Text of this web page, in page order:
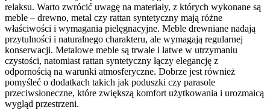
relaksu. Warto zwrócić uwagę na materiały, z których wykonane są
meble – drewno, metal czy rattan syntetyczny mają różne
właściwości i wymagania pielęgnacyjne. Meble drewniane nadają
przytulności i naturalnego charakteru, ale wymagają regularnej
konserwacji. Metalowe meble są trwałe i łatwe w utrzymaniu
czystości, natomiast rattan syntetyczny łączy elegancję z
odpornością na warunki atmosferyczne. Dobrze jest również
pomyśleć o dodatkach takich jak poduszki czy parasole
przeciwsłoneczne, które zwiększą komfort użytkowania i urozmaicą
wygląd przestrzeni.